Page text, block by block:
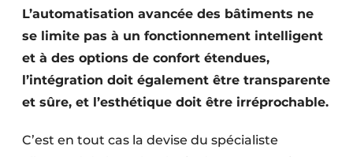
L’automatisation avancée des bâtiments ne
se limite pas à un fonctionnement intelligent
et à des options de confort étendues,
l’intégration doit également être transparente
et sûre, et l’esthétique doit être irréprochable.
C’est en tout cas la devise du spécialiste